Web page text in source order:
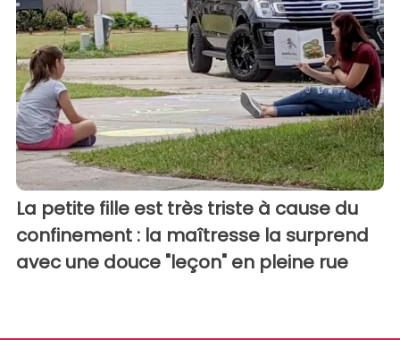
La petite fille est très triste à cause du
confinement : la maîtresse la surprend
avec une douce "leçon" en pleine rue